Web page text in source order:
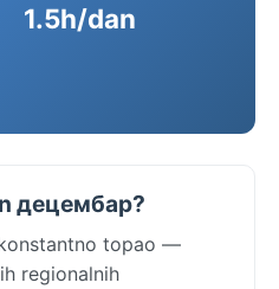
1.5h/dan
децембар?
topao —
regionalnih